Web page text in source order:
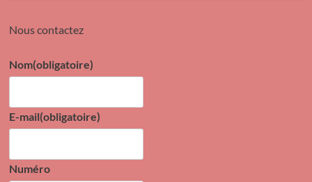
Nous contactez
Nom(obligatoire)
E-mail(obligatoire)
Numéro